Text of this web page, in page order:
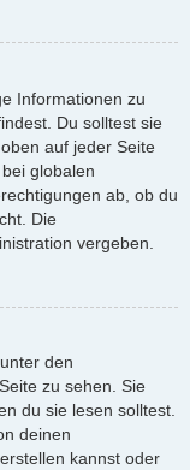
Informationen zu
Du solltest sie
auf jeder Seite
globalen
ab, ob du
Die
vergeben.
den
zu sehen. Sie
du sie lesen solltest.
deinen
kannst oder